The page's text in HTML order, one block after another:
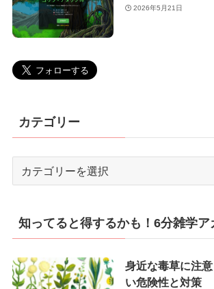
2026年5月21日
カテゴリー
リ
ー
知ってると得するかも！6分雑学ア
身近な毒草に注
い危険性と対策